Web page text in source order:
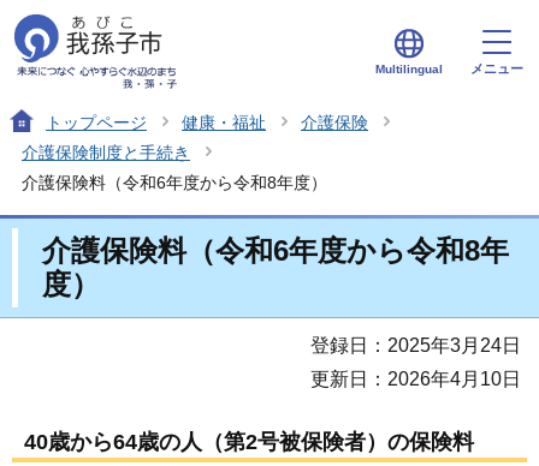
Multilingual メニュー
トップページ 健康・福祉
介護保険
介護保険制度と手続き
介護保険料（令和6年度から令和8年度）
介護保険料（令和6年度から令和8年
度）
登録日：2025年3月24日
更新日：2026年4月10日
40歳から64歳の人（第2号被保険者）の保険料